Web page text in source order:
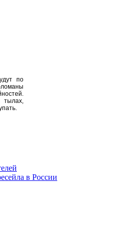
по
в России